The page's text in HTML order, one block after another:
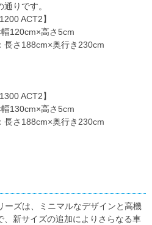
りです。
ACT2】
120cm×高さ5cm
さ188cm×奥行き230cm
ACT2】
130cm×高さ5cm
さ188cm×奥行き230cm
ーズは、ミニマルなデザインと高機
新サイズの追加によりさらなる車